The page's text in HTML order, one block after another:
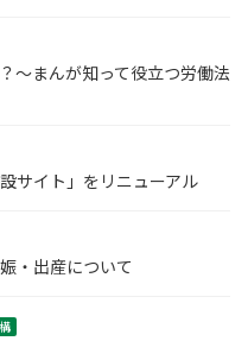
～まんが知って役立つ労働法
サイト」をリニューアル
・出産について